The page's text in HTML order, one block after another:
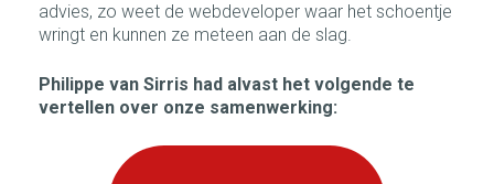
advies, zo weet de webdeveloper waar het schoentje
wringt en kunnen ze meteen aan de slag.
Philippe van Sirris had alvast het volgende te
vertellen over onze samenwerking: